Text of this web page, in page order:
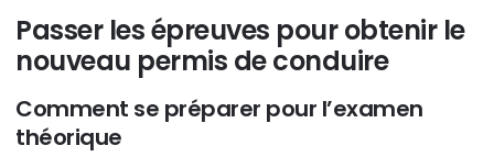
Passer les épreuves pour obtenir le
nouveau permis de conduire
Comment se préparer pour l’examen
théorique